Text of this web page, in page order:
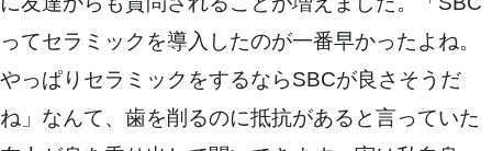
ってセラミックを導入したのが一番早かったよね。
やっぱりセラミックをするならSBCが良さそうだ
ね」なんて、歯を削るのに抵抗があると言っていた